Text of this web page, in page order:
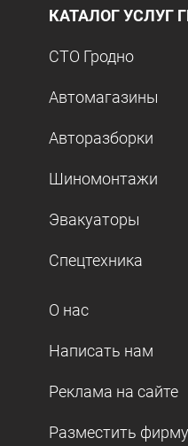
КАТАЛОГ УСЛУГ
СТО Гродно
Автомагазины
Авторазборки
Шиномонтажи
Эвакуаторы
Спецтехника
О нас
Написать нам
Реклама на сайте
Разместить фирму